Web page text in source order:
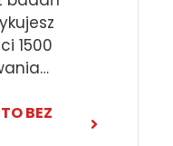
1500
BEZ